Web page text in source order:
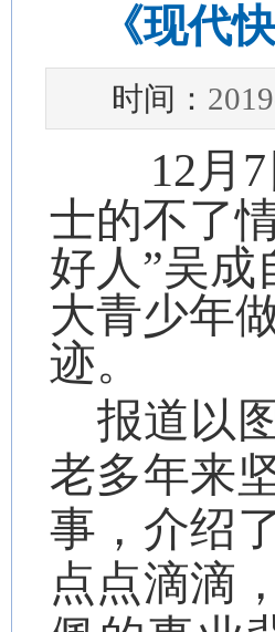
《现代
时间：
12 月 7
士的不了
好人”吴成
大青少年
迹。
报道以
老多年来
事，介绍
点点滴滴